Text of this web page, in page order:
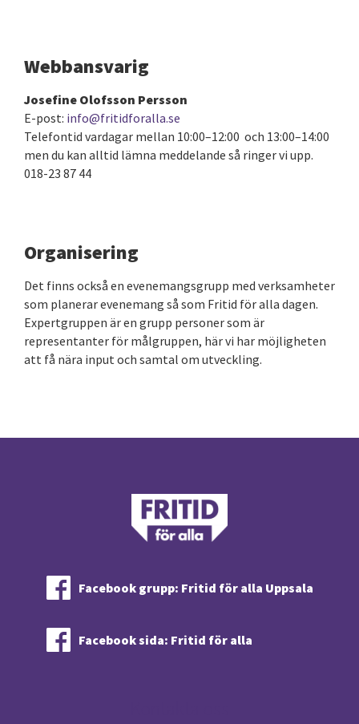
Webbansvarig
Josefine Olofsson Persson
E-post: info@fritidforalla.se
Telefontid vardagar mellan 10:00–12:00 och 13:00–14:00
men du kan alltid lämna meddelande så ringer vi upp.
018-23 87 44
Organisering
Det finns också en evenemangsgrupp med verksamheter
som planerar evenemang så som Fritid för alla dagen.
Expertgruppen är en grupp personer som är
representanter för målgruppen, här vi har möjligheten
att få nära input och samtal om utveckling.
Facebook grupp: Fritid för alla Uppsala
Facebook sida: Fritid för alla